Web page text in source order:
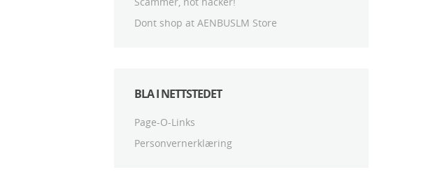
Dont shop at AENBUSLM Store
BLA I NETTSTEDET
Page-O-Links
Personvernerklæring